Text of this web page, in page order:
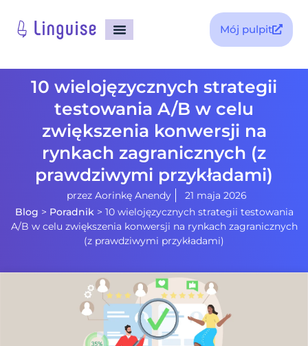
Mój pulpit
10 wielojęzycznych strategii
testowania A/B w celu
zwiększenia konwersji na
rynkach zagranicznych (z
prawdziwymi przykładami)
przez Aorinkę Anendy
21 maja 2026
Blog > Poradnik> 10 wielojęzycznych strategii testowania
A/B w celu zwiększenia konwersji na rynkach zagranicznych
(z prawdziwymi przykładami)